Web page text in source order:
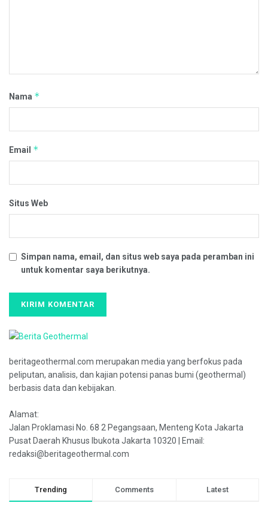
Nama *
Email *
Situs Web
Simpan nama, email, dan situs web saya pada peramban ini
untuk komentar saya berikutnya.
beritageothermal.com merupakan media yang berfokus pada
peliputan, analisis, dan kajian potensi panas bumi (geothermal)
berbasis data dan kebijakan.
Alamat:
Jalan Proklamasi No. 68 2 Pegangsaan, Menteng Kota Jakarta
Pusat Daerah Khusus Ibukota Jakarta 10320 | Email:
redaksi@beritageothermal.com
Trending Comments Latest